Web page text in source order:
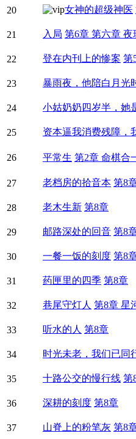
20 女神的超级神医
21 入局 第6章 第六章 夜
22 登在内刊上的惨案 第
23 暴雨夜，他陪白月光
24 小姑奶奶四岁半，她
25 资本逼我消费残障，
26 平常生 第2章 命棋合
27 老档房的拾音本 第8
28 老木生新 第8章
29 邮路深处的回音 第8
30 一餐一饭的刻度 第8
31 药匣里的四季 第8章
32 巷尾守灯人 第8章 星
33 听水的人 第8章
34 时光未老，我们已同
35 十路公交的慢行线 第
36 深耕的刻度 第8章
37 山脊上的粉笔灰 第8